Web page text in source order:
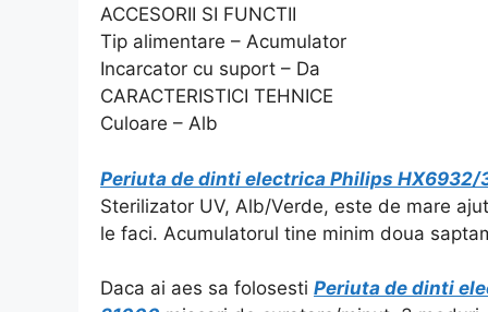
ACCESORII SI FUNCTII
Tip alimentare – Acumulator
Incarcator cu suport – Da
CARACTERISTICI TEHNICE
Culoare – Alb
Periuta de dinti electrica Philips HX6932/
Sterilizator UV, Alb/Verde, este de mare
le faci. Acumulatorul tine minim doua
Daca ai aes sa folosesti Periuta de dinti